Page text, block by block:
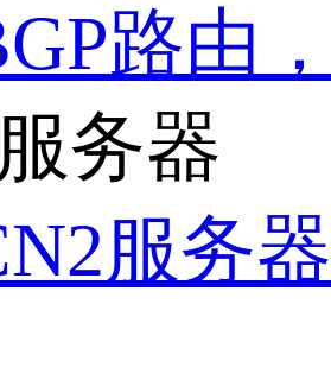
路由
务器
服务器